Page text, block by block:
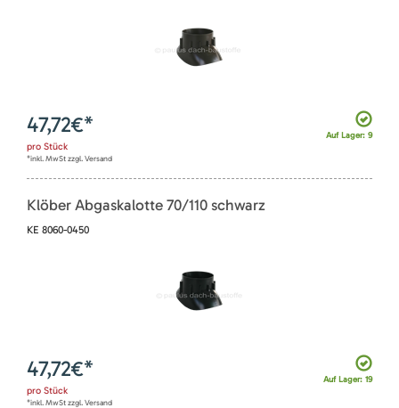
Auf Lager: 9
47,72€*
pro Stück
*inkl. MwSt zzgl. Versand
Klöber Abgaskalotte 70/110 schwarz
KE 8060-0450
Auf Lager: 19
47,72€*
pro Stück
*inkl. MwSt zzgl. Versand